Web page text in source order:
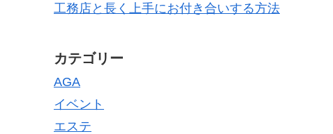
工務店と長く上手にお付き合いする方法
カテゴリー
AGA
イベント
エステ